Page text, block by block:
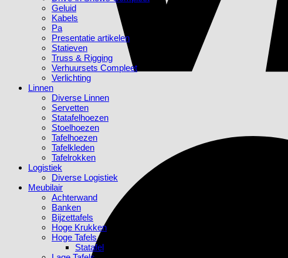
Geluid
Kabels
Pa
Presentatie artikelen
Statieven
Truss & Rigging
Verhuursets Compleet
Verlichting
Linnen
Diverse Linnen
Servetten
Statafelhoezen
Stoelhoezen
Tafelhoezen
Tafelkleden
Tafelrokken
Logistiek
Diverse Logistiek
Meubilair
Achterwand
Banken
Bijzettafels
Hoge Krukken
Hoge Tafels
Statafel